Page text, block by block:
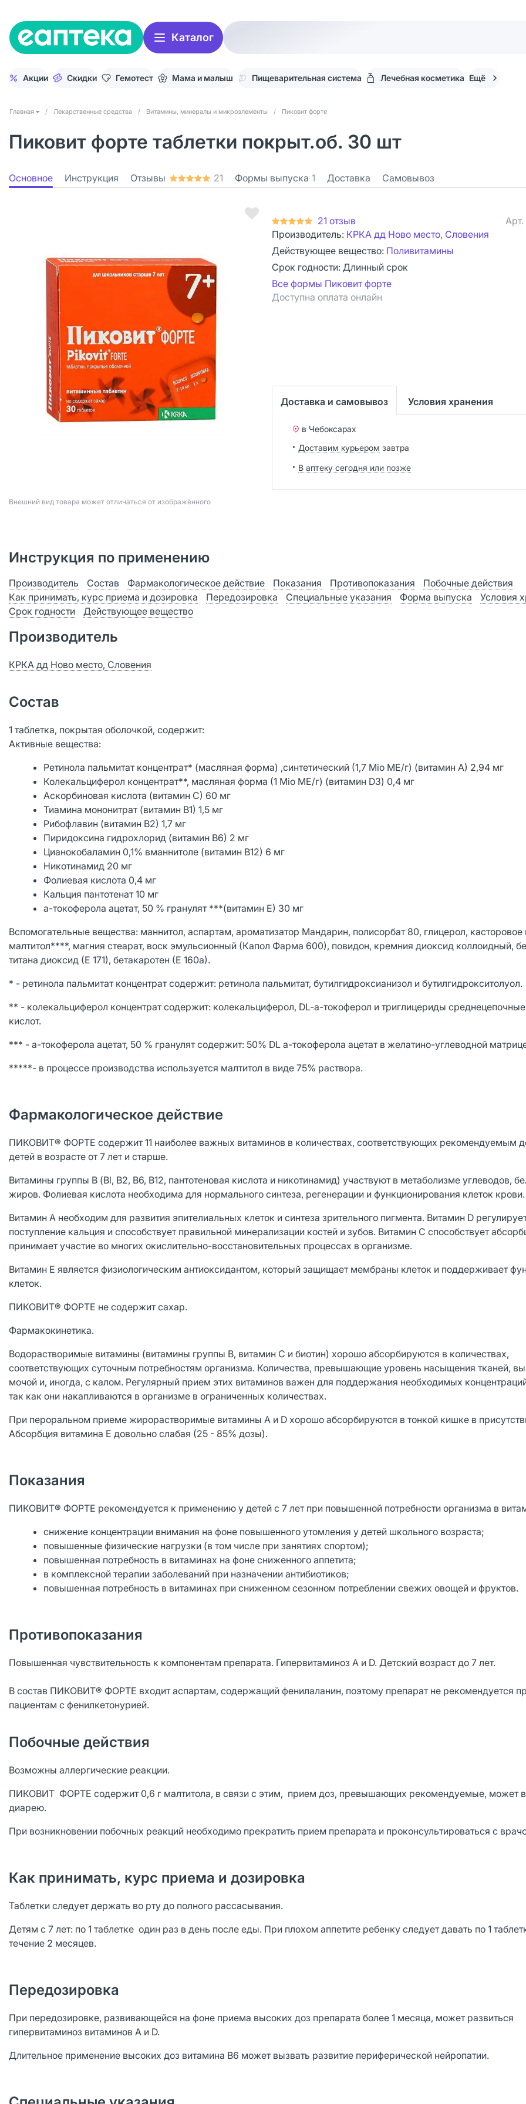
Каталог
Акции Скидки Гемотест Мама и малыш Пищеварительная система Лечебная косметика Ещё
Главная / Лекарственные средства / Витамины, минералы и микроэлементы / Пиковит форте
Пиковит форте таблетки покрыт.об. 30 шт
Основное Инструкция Отзывы 21 Формы выпуска 1 Доставка Самовывоз
Bнешний вид товара может отличаться от изображённого
21 отзыв Арт.
Производитель: КРКА дд Ново место, Словения
Действующее вещество: Поливитамины
Срок годности: Длинный срок
Все формы Пиковит форте
Доступна оплата онлайн
Доставка и самовывоз Условия хранения
в Чебоксарах
Доставим курьером завтра
В аптеку сегодня или позже
Инструкция по применению
Производитель Состав Фармакологическое действие Показания Противопоказания
Побочные действия
Как принимать, курс приема и дозировка
Передозировка Специальные указания Форма выпуска
Условия
Срок годности
Действующее вещество
Производитель
КРКА дд Ново место, Словения
Состав
1 таблетка, покрытая оболочкой, содержит:
Активные вещества:
Ретинола пальмитат концентрат* (масляная форма) ,синтетический (1,7 Mio МЕ/г) (витамин А) 2,94 мг
Колекальциферол концентрат**, масляная форма (1 Mio МЕ/г) (витамин D3) 0,4 мг
Аскорбиновая кислота (витамин С) 60 мг
Тиамина мононитрат (витамин В1) 1,5 мг
Рибофлавин (витамин В2) 1,7 мг
Пиридоксина гидрохлорид (витамин В6) 2 мг
Цианокобаламин 0,1% вманнитоле (витамин В12) 6 мг
Никотинамид 20 мг
Фолиевая кислота 0,4 мг
Кальция пантотенат 10 мг
а-токоферола ацетат, 50 % гранулят ***(витамин Е) 30 мг
Вспомогательные вещества: маннитол, аспартам, ароматизатор Мандарин, полисорбат 80, глицерол, касторовое
малтитол****, магния стеарат, воск эмульсионный (Капол Фарма 600), повидон, кремния диоксид коллоидный,
титана диоксид (Е 171), бетакаротен (Е 160а).
* - ретинола пальмитат концентрат содержит: ретинола пальмитат, бутилгидроксианизол и бутилгидрокситолуол.
** - колекальциферол концентрат содержит: колекальциферол, DL-a-токоферол и триглицериды
кислот.
*** - a-токоферола ацетат, 50 % гранулят содержит: 50% DL a-токоферола ацетат в желатино-углеводной
*****- в процессе производства используется малтитол в виде 75% раствора.
Фармакологическое действие
ПИКОВИТ® ФОРТЕ содержит 11 наиболее важных витаминов в количествах, соответствующих рекомендуемым
детей в возрасте от 7 лет и старше.
Витамины группы В (Bl, B2, В6, В12, пантотеновая кислота и никотинамид) участвуют в метаболизме углеводов,
жиров. Фолиевая кислота необходима для нормального синтеза, регенерации и функционирования клеток крови.
Витамин А необходим для развития эпителиальных клеток и синтеза зрительного пигмента. Витамин D
поступление кальция и способствует правильной минерализации костей и зубов. Витамин С способствует
принимает участие во многих окислительно-восстановительных процессах в организме.
Витамин Е является физиологическим антиоксидантом, который защищает мембраны клеток и поддерживает
клеток.
ПИКОВИТ® ФОРТЕ не содержит сахар.
Фармакокинетика.
Водорастворимые витамины (витамины группы В, витамин С и биотин) хорошо абсорбируются в количествах,
соответствующих суточным потребностям организма. Количества, превышающие уровень насыщения тканей,
мочой и, иногда, с калом. Регулярный прием этих витаминов важен для поддержания необходимых
так как они накапливаются в организме в ограниченных количествах.
При пероральном приеме жирорастворимые витамины А и D хорошо абсорбируются в тонкой кишке в
Абсорбция витамина Е довольно слабая (25 - 85% дозы).
Показания
ПИКОВИТ® ФОРТЕ рекомендуется к применению у детей с 7 лет при повышенной потребности организма в
снижение концентрации внимания на фоне повышенного утомления у детей школьного возраста;
повышенные физические нагрузки (в том числе при занятиях спортом);
повышенная потребность в витаминах на фоне сниженного аппетита;
в комплексной терапии заболеваний при назначении антибиотиков;
повышенная потребность в витаминах при сниженном сезонном потреблении свежих овощей и фруктов.
Противопоказания
Повышенная чувствительность к компонентам препарата. Гипервитаминоз А и D. Детский возраст до 7 лет.
В состав ПИКОВИТ® ФОРТЕ входит аспартам, содержащий фенилаланин, поэтому препарат не рекомендуется
пациентам с фенилкетонурией.
Побочные действия
Возможны аллергические реакции.
ПИКОВИТ ФОРТЕ содержит 0,6 г малтитола, в связи с этим, прием доз, превышающих рекомендуемые, может
диарею.
При возникновении побочных реакций необходимо прекратить прием препарата и проконсультироваться с
Как принимать, курс приема и дозировка
Таблетки следует держать во рту до полного рассасывания.
Детям с 7 лет: по 1 таблетке один раз в день после еды. При плохом аппетите ребенку следует давать по 1
течение 2 месяцев.
Передозировка
При передозировке, развивающейся на фоне приема высоких доз препарата более 1 месяца, может развиться
гипервитаминоз витаминов А и D.
Длительное применение высоких доз витамина В6 может вызвать развитие периферической нейропатии.